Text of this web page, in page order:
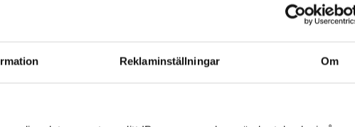
Reklaminställningar Om